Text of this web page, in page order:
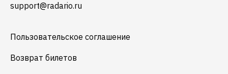
support@radario.ru
Пользовательское соглашение
Возврат билетов